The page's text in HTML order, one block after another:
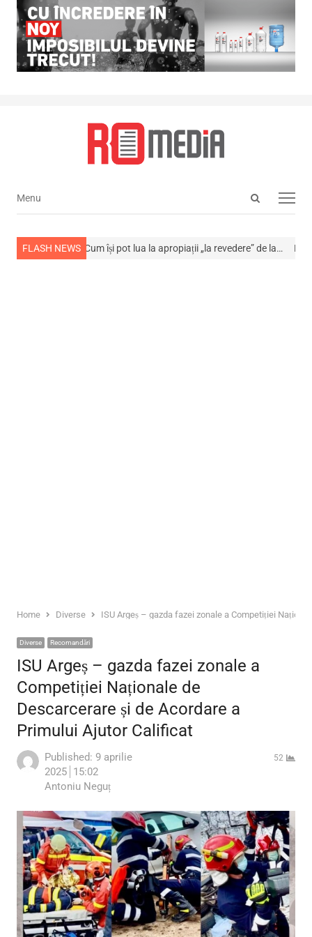
Open
Menu
Menu
FLASH NEWS
din viață Cum își pot lua la apropiații „la revedere” de la… NEWS
Home Diverse ISU Argeș – gazda fazei zonale a Competiției
Diverse Recomandări
ISU Argeș – gazda fazei zonale a
Competiției Naționale de
Descarcerare și de Acordare a
Primului Ajutor Calificat
Published: 9 aprilie
2025 15:02
Author
Antoniu Neguț
52